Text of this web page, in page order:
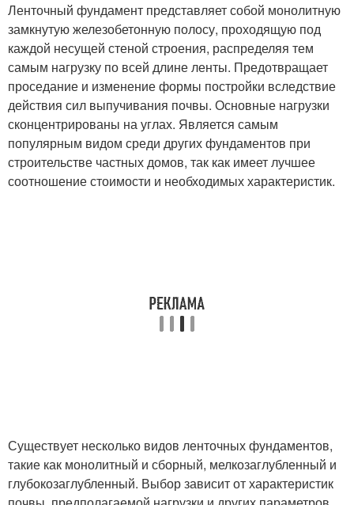
Ленточный фундамент представляет собой монолитную
замкнутую железобетонную полосу, проходящую под
каждой несущей стеной строения, распределяя тем
самым нагрузку по всей длине ленты. Предотвращает
проседание и изменение формы постройки вследствие
действия сил выпучивания почвы. Основные нагрузки
сконцентрированы на углах. Является самым
популярным видом среди других фундаментов при
строительстве частных домов, так как имеет лучшее
соотношение стоимости и необходимых характеристик.
Существует несколько видов ленточных фундаментов,
такие как монолитный и сборный, мелкозаглубленный и
глубокозаглубленный. Выбор зависит от характеристик